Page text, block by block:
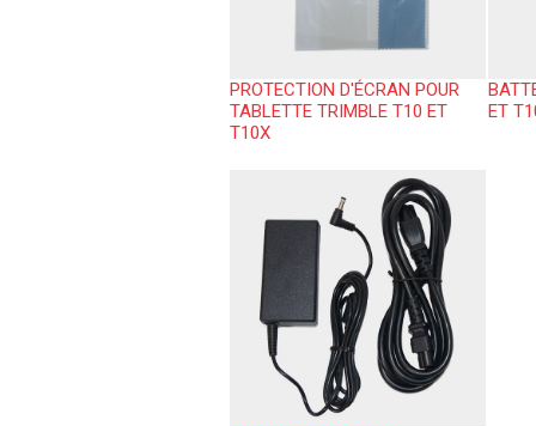
PROTECTION D'ÉCRAN POUR
TABLETTE TRIMBLE T10 ET
T10X
ET